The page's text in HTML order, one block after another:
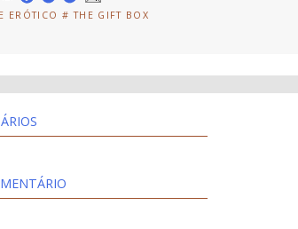
ERÓTICO # THE GIFT BOX